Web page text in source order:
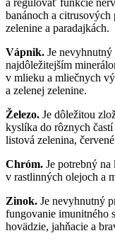
a regulovať funkcie
banánoch a
zelenine a paradajkách.
Vápnik. Je
najdôležitejším
v mlieku a mliečnych
a zelenej zelenine.
Železo. Je dôležitou
kyslíka do rôznych
listová zelenina,
Chróm. Je potrebný
v rastlinných olejoch a
Zinok. Je nevyhnutný
fungovanie imunitného
hovädzie, jahňacie a